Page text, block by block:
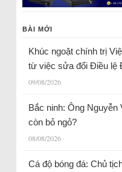
BÀI MỚI
Khúc ngoặt chính trị
từ việc sửa đổi Điều lệ
09/08/2026
Bắc ninh: Ông Nguyễn
còn bỏ ngỏ?
08/08/2026
Cá độ bóng đá: Chủ